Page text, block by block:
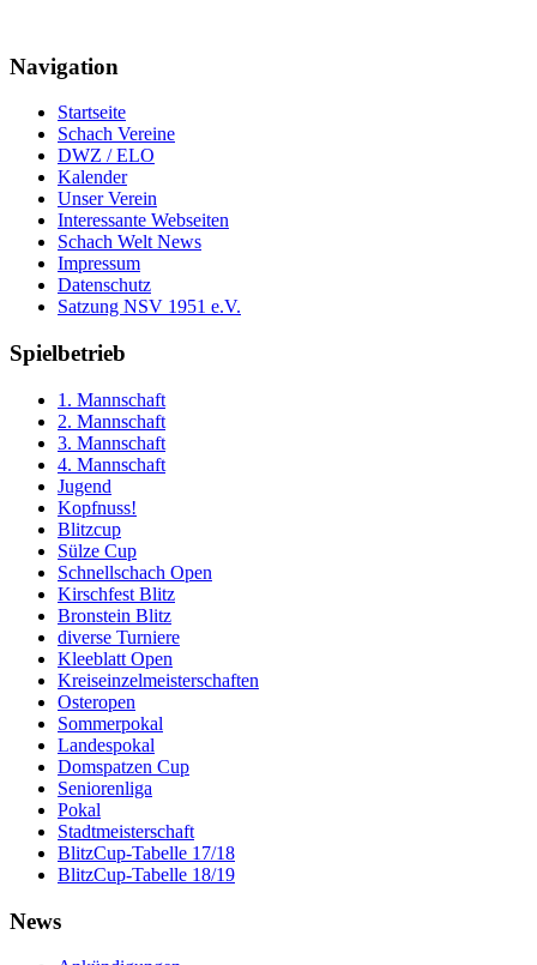
Navigation
Startseite
Schach Vereine
DWZ / ELO
Kalender
Unser Verein
Interessante Webseiten
Schach Welt News
Impressum
Datenschutz
Satzung NSV 1951 e.V.
Spielbetrieb
1. Mannschaft
2. Mannschaft
3. Mannschaft
4. Mannschaft
Jugend
Kopfnuss!
Blitzcup
Sülze Cup
Schnellschach Open
Kirschfest Blitz
Bronstein Blitz
diverse Turniere
Kleeblatt Open
Kreiseinzelmeisterschaften
Osteropen
Sommerpokal
Landespokal
Domspatzen Cup
Seniorenliga
Pokal
Stadtmeisterschaft
BlitzCup-Tabelle 17/18
BlitzCup-Tabelle 18/19
News